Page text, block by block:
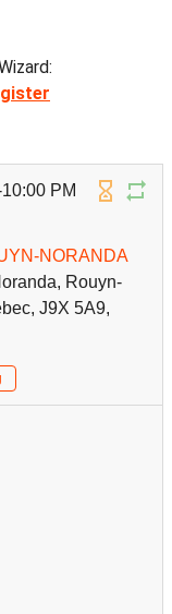
PM
NORANDA
Rouyn-
J9X 5A9,